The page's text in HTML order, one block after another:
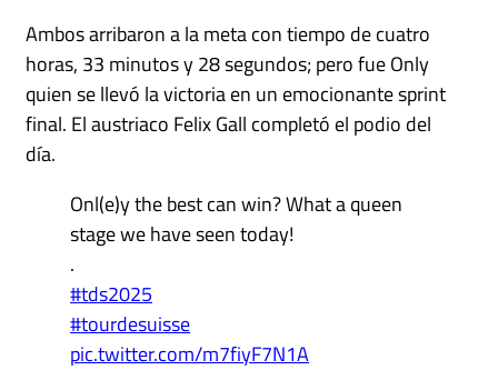
Ambos arribaron a la meta con tiempo de cuatro
horas, 33 minutos y 28 segundos; pero fue Only
quien se llevó la victoria en un emocionante sprint
final. El austriaco Felix Gall completó el podio del
día.
Onl(e)y the best can win? What a queen
stage we have seen today!
.
#tds2025
#tourdesuisse
pic.twitter.com/m7fiyF7N1A